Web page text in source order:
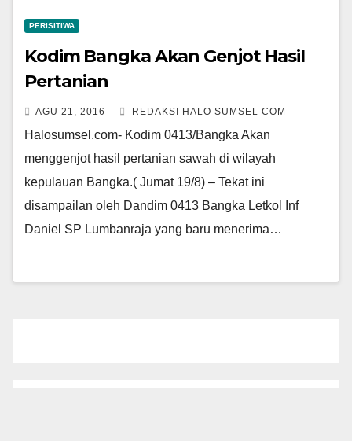
PERISITIWA
Kodim Bangka Akan Genjot Hasil
Pertanian
AGU 21, 2016 REDAKSI HALO SUMSEL COM
Halosumsel.com- Kodim 04­13/Bangka Akan
menggenjot hasil pertania­n sawah di wilayah
kepulauan Bangka.( Ju­mat 19/8) – Tekat ini
disampailan oleh Dandim 0413 ­Bangka Letkol Inf
Daniel SP Lumbanraja y­ang baru menerima…